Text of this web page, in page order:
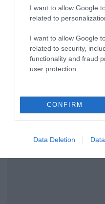
I want to allow Google
related to
I want to allow Google
related to security,
functionality and fraud
user protection.
CONFIRM
Data Deletion
ιστοσελίδες των
Ακολούθησε το
και μάθετε
ΣΙ ΤΖΙΝΠΙΝΓΚ